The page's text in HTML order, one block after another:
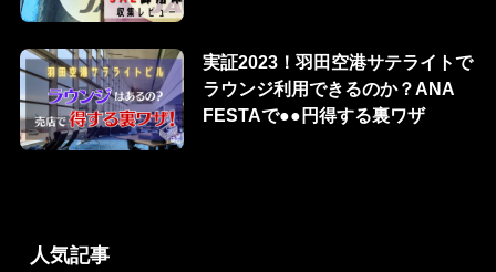
実証2023！羽田空港サテライトで
ラウンジ利用できるのか？ANA
FESTAで●●円得する裏ワザ
人気記事